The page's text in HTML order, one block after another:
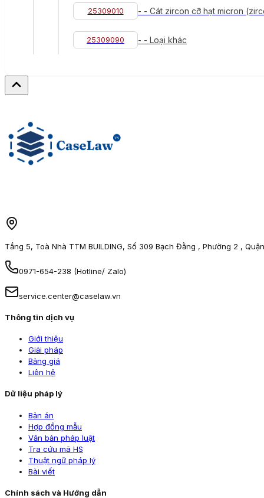
25309010 - - Cát zircon cỡ hạt micron
25309090 - - Loại khác
Tầng 5, Toà Nhà TTM BUILDING, Số 309 Bạch Đằng , Phường 2 ,
0971-654-238 (Hotline/ Zalo)
service.center@caselaw.vn
Thông tin dịch vụ
Giới thiệu
Giải pháp
Bảng giá
Liên hệ
Dữ liệu pháp lý
Bản án
Hợp đồng mẫu
Văn bản pháp luật
Tra cứu mã HS
Thuật ngữ pháp lý
Bài viết
Chính sách và Hướng dẫn